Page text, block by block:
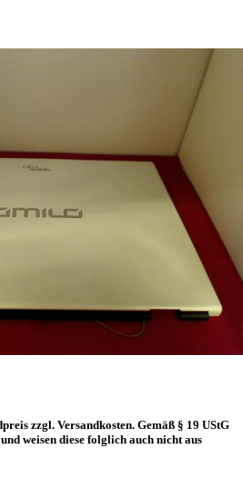
zzgl. Versandkosten. Gemäß § 19 UStG
weisen diese folglich auch nicht aus